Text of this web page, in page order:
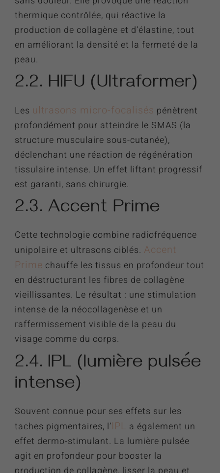
thermique contrôlée, qui réactive la
production de collagène et d’élastine, tout
en améliorant la densité et la fermeté de la
peau.
2.2. HIFU (Ultraformer)
Les ultrasons micro-focalisés pénètrent
profondément pour atteindre le SMAS (la
structure musculaire sous-cutanée),
déclenchant une réaction de régénération
tissulaire intense. Un effet liftant progressif
est garanti, sans chirurgie.
2.3. Accent Prime
Cette technologie combine radiofréquence
unipolaire et ultrasons ciblés. Accent
Prime chauffe les tissus en profondeur tout
en déstructurant les fibres de collagène
vieillissantes. Le résultat : une stimulation
intense de la néocollagenèse et un
raffermissement visible de la peau du
visage comme du corps.
2.4. IPL (lumière pulsée
intense)
Souvent connue pour ses effets sur les
taches pigmentaires, l’IPL a également un
effet dermo-stimulant. La lumière pulsée
agit en profondeur pour booster la